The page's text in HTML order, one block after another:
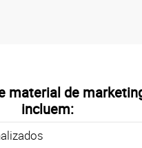
material de
incluem: